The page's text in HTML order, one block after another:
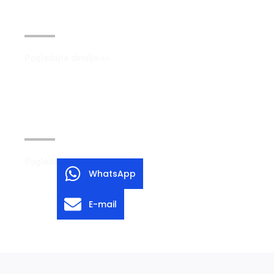
Pogledajte detalje >>
WhatsApp
E-mail